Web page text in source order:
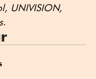
UNIVISION,